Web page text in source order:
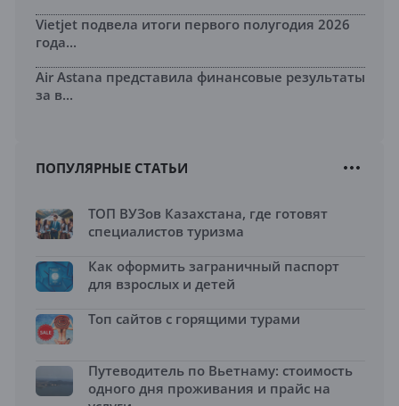
Vietjet подвела итоги первого полугодия 2026
года...
Air Astana представила финансовые результаты
за в...
ПОПУЛЯРНЫЕ СТАТЬИ
ТОП ВУЗов Казахстана, где готовят
специалистов туризма
Как оформить заграничный паспорт
для взрослых и детей
Топ сайтов с горящими турами
Путеводитель по Вьетнаму: стоимость
одного дня проживания и прайс на